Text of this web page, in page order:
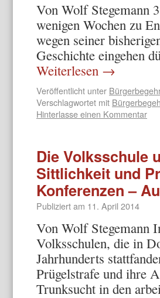
Von Wolf Stegemann
wenigen Wochen zu
wegen seiner
Geschichte eingehen
Weiterlesen →
Veröffentlicht unter
Verschlagwortet mit
Hinterlasse einen Kommentar
Die Volksschule
Sittlichkeit und
Konferenzen –
Publiziert am 11. April 2014
Von Wolf Stegemann
Volksschulen, die in
Jahrhunderts
Prügelstrafe und ihre
Trunksucht in den